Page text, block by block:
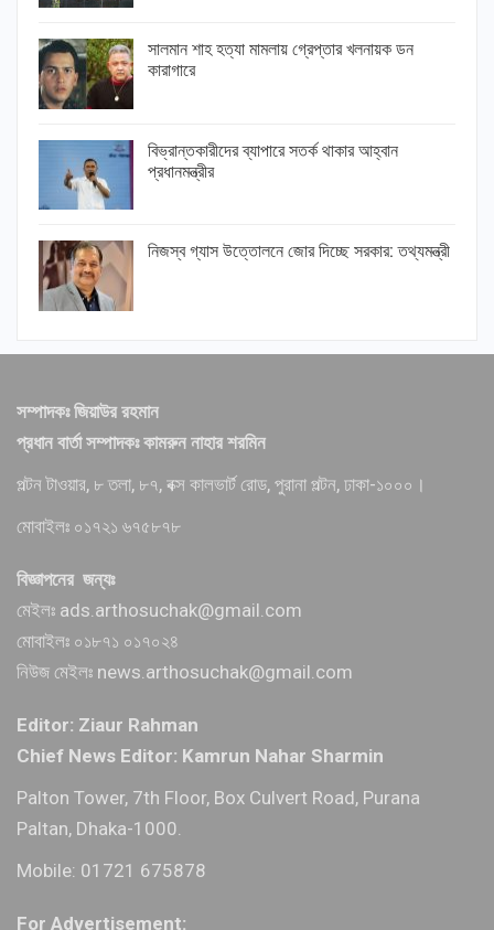
সালমান শাহ হত্যা মামলায় গ্রেপ্তার খলনায়ক ডন
কারাগারে
বিভ্রান্তকারীদের ব্যাপারে সতর্ক থাকার আহ্বান
প্রধানমন্ত্রীর
নিজস্ব গ্যাস উত্তোলনে জোর দিচ্ছে সরকার: তথ্যমন্ত্রী
সম্পাদকঃ জিয়াউর রহমান
প্রধান বার্তা সম্পাদকঃ কামরুন নাহার শরমিন
পল্টন টাওয়ার, ৮ তলা, ৮৭, বক্স কালভার্ট রোড, পুরানা পল্টন, ঢাকা-১০০০।
মোবাইলঃ ০১৭২১ ৬৭৫৮৭৮
বিজ্ঞাপনের জন্যঃ
মেইলঃ ads.arthosuchak@gmail.com
মোবাইলঃ ০১৮৭১ ০১৭০২৪
নিউজ মেইলঃ news.arthosuchak@gmail.com
Editor: Ziaur Rahman
Chief News Editor: Kamrun Nahar Sharmin
Palton Tower, 7th Floor, Box Culvert Road, Purana
Paltan, Dhaka-1000.
Mobile: 01721 675878
For Advertisement: